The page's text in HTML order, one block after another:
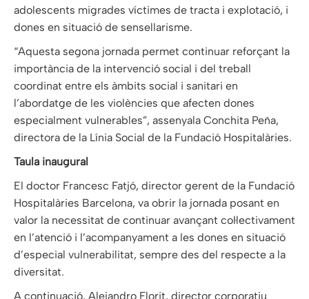
adolescents migrades víctimes de tracta i explotació, i
dones en situació de sensellarisme.
“Aquesta segona jornada permet continuar reforçant la
importància de la intervenció social i del treball
coordinat entre els àmbits social i sanitari en
l’abordatge de les violències que afecten dones
especialment vulnerables”, assenyala Conchita Peña,
directora de la Línia Social de la Fundació Hospitalàries.
Taula inaugural
El doctor Francesc Fatjó, director gerent de la Fundació
Hospitalàries Barcelona, va obrir la jornada posant en
valor la necessitat de continuar avançant col·lectivament
en l’atenció i l’acompanyament a les dones en situació
d’especial vulnerabilitat, sempre des del respecte a la
diversitat.
A continuació, Alejandro Florit, director corporatiu